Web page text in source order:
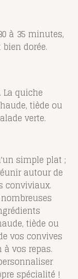
à 35 minutes,
dorée.
La quiche
tiède ou
verte.
simple plat ;
autour de
conviviaux.
tiède ou
vos convives
vos repas.
spécialité !